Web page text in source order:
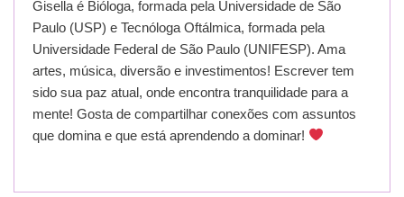
Gisella é Bióloga, formada pela Universidade de São
Paulo (USP) e Tecnóloga Oftálmica, formada pela
Universidade Federal de São Paulo (UNIFESP). Ama
artes, música, diversão e investimentos! Escrever tem
sido sua paz atual, onde encontra tranquilidade para a
mente! Gosta de compartilhar conexões com assuntos
que domina e que está aprendendo a dominar!